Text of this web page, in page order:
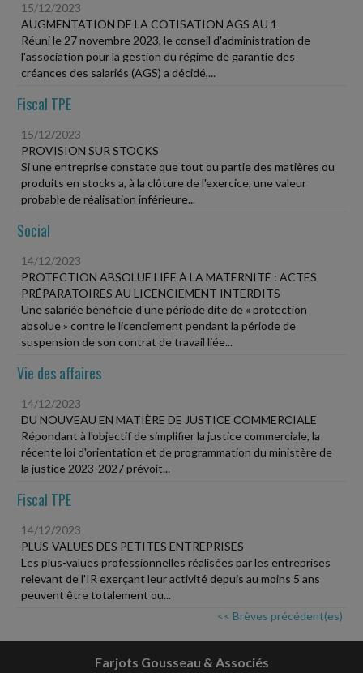
15/12/2023
AUGMENTATION DE LA COTISATION AGS AU 1
Réuni le 27 novembre 2023, le conseil d'administration de
l'association pour la gestion du régime de garantie des
créances des salariés (AGS) a décidé,...
Fiscal TPE
15/12/2023
PROVISION SUR STOCKS
Si une entreprise constate que tout ou partie des matières ou
produits en stocks a, à la clôture de l'exercice, une valeur
probable de réalisation inférieure...
Social
14/12/2023
PROTECTION ABSOLUE LIÉE À LA MATERNITÉ : ACTES
PRÉPARATOIRES AU LICENCIEMENT INTERDITS
Une salariée bénéficie d'une période dite de « protection
absolue » contre le licenciement pendant la période de
suspension de son contrat de travail liée...
Vie des affaires
14/12/2023
DU NOUVEAU EN MATIÈRE DE JUSTICE COMMERCIALE
Répondant à l'objectif de simplifier la justice commerciale, la
récente loi d'orientation et de programmation du ministère de
la justice 2023-2027 prévoit...
Fiscal TPE
14/12/2023
PLUS-VALUES DES PETITES ENTREPRISES
Les plus-values professionnelles réalisées par les entreprises
relevant de l'IR exerçant leur activité depuis au moins 5 ans
peuvent être totalement ou...
<< Brèves précédent(es)
Farjots Gousseau & Associés